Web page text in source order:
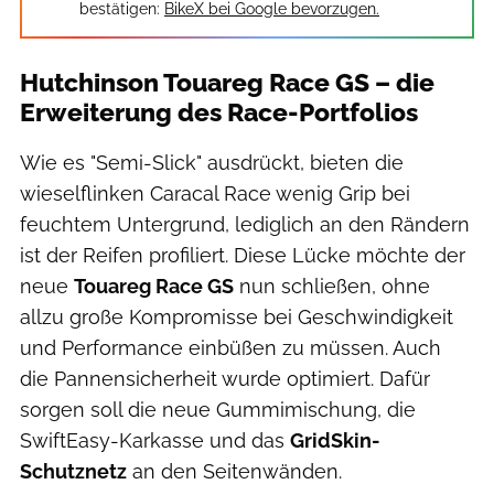
bestätigen: BikeX bei Google bevorzugen.
Hutchinson Touareg Race GS – die
Erweiterung des Race-Portfolios
Wie es "Semi-Slick" ausdrückt, bieten die
wieselflinken Caracal Race wenig Grip bei
feuchtem Untergrund, lediglich an den Rändern
ist der Reifen profiliert. Diese Lücke möchte der
neue Touareg Race GS nun schließen, ohne
allzu große Kompromisse bei Geschwindigkeit
und Performance einbüßen zu müssen. Auch
die Pannensicherheit wurde optimiert. Dafür
sorgen soll die neue Gummimischung, die
SwiftEasy-Karkasse und das GridSkin-
Schutznetz an den Seitenwänden.